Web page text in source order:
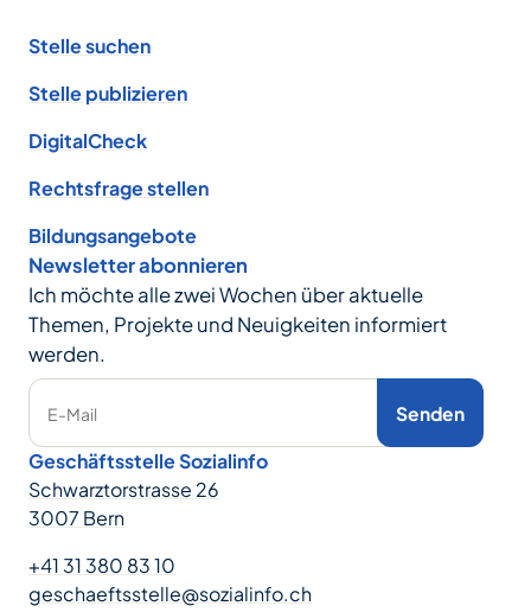
Stelle suchen
Stelle publizieren
DigitalCheck
Rechtsfrage stellen
Bildungsangebote
Newsletter abonnieren
Ich möchte alle zwei Wochen über aktuelle
Themen, Projekte und Neuigkeiten informiert
werden.
E-Mail Senden
Geschäftsstelle Sozialinfo
Schwarztorstrasse 26
3007 Bern
+41 31 380 83 10
geschaeftsstelle@sozialinfo.ch